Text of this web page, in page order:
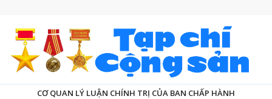
CƠ QUAN LÝ LUẬN CHÍNH TRỊ CỦA BAN CHẤP HÀNH